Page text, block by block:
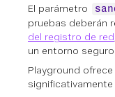
El parámetro
pruebas deberán
del registro de red
un entorno
Playground
significativamente